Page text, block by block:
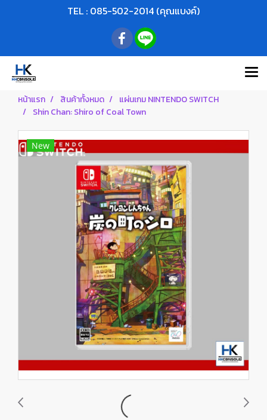
TEL : 085-502-2014 (คุณแบงค์)
หน้าแรก สินค้าทั้งหมด
แผ่นเกม NINTENDO SWITCH
Shin Chan: Shiro of Coal Town
New